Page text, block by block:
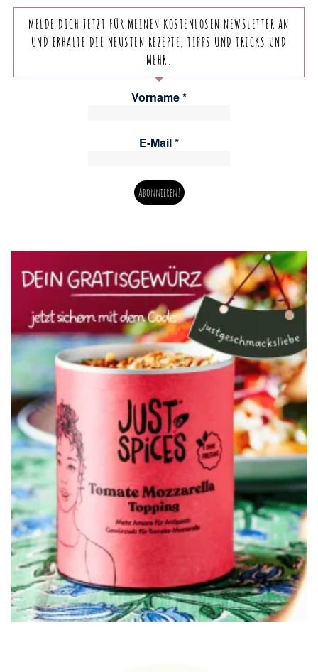
MELDE DICH JETZT FÜR MEINEN KOSTENLOSEN NEWSLETTER AN
UND ERHALTE DIE NEUSTEN REZEPTE, TIPPS UND TRICKS UND
MEHR.
Vorname*
E-Mail*